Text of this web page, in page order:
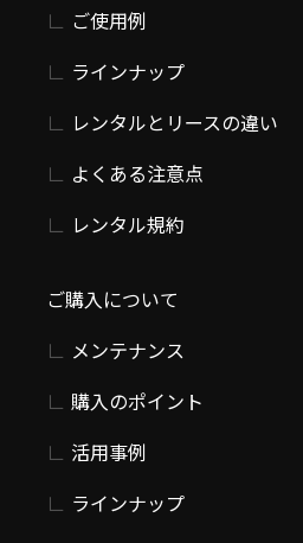
ご使用例
ラインナップ
レンタルとリースの違い
よくある注意点
レンタル規約
ご購入について
メンテナンス
購入のポイント
活用事例
ラインナップ